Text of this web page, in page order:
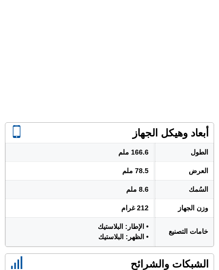
أبعاد وهيكل الجهاز
الطول 166.6 ملم
العرض 78.5 ملم
السُمك 8.6 ملم
وزن الجهاز 212 غرام
خامات التصنيع
• الإطار: البلاستيك
• الظهر: البلاستيك
الشبكات والشرائح